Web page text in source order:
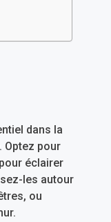
dans la
Optez pour
éclairer
les autour
ou